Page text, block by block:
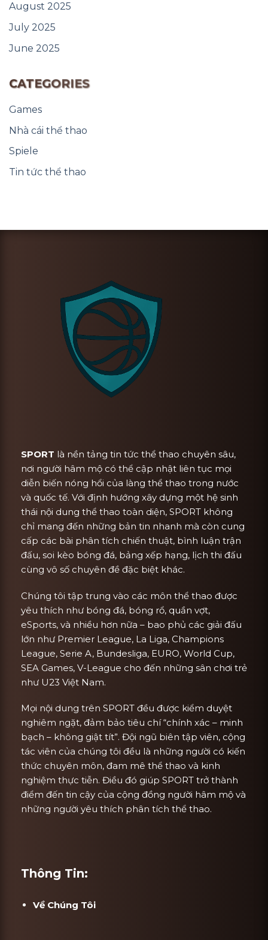
August 2025
July 2025
June 2025
CATEGORIES
Games
Nhà cái thể thao
Spiele
Tin tức thể thao
SPORT là nền tảng tin tức thể thao chuyên sâu,
nơi người hâm mộ có thể cập nhật liên tục mọi
diễn biến nóng hổi của làng thể thao trong nước
và quốc tế. Với định hướng xây dựng một hệ sinh
thái nội dung thể thao toàn diện, SPORT không
chỉ mang đến những bản tin nhanh mà còn cung
cấp các bài phân tích chiến thuật, bình luận trận
đấu, soi kèo bóng đá, bảng xếp hạng, lịch thi đấu
cùng vô số chuyên đề đặc biệt khác.
Chúng tôi tập trung vào các môn thể thao được
yêu thích như bóng đá, bóng rổ, quần vợt,
eSports, và nhiều hơn nữa – bao phủ các giải đấu
lớn như Premier League, La Liga, Champions
League, Serie A, Bundesliga, EURO, World Cup,
SEA Games, V-League cho đến những sân chơi trẻ
như U23 Việt Nam.
Mọi nội dung trên SPORT đều được kiểm duyệt
nghiêm ngặt, đảm bảo tiêu chí “chính xác – minh
bạch – không giật tít”. Đội ngũ biên tập viên, cộng
tác viên của chúng tôi đều là những người có kiến
thức chuyên môn, đam mê thể thao và kinh
nghiệm thực tiễn. Điều đó giúp SPORT trở thành
điểm đến tin cậy của cộng đồng người hâm mộ và
những người yêu thích phân tích thể thao.
Thông Tin:
Về Chúng Tôi